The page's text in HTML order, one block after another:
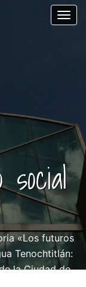
«Los futuros
Tenochtitlán:
la Ciudad de